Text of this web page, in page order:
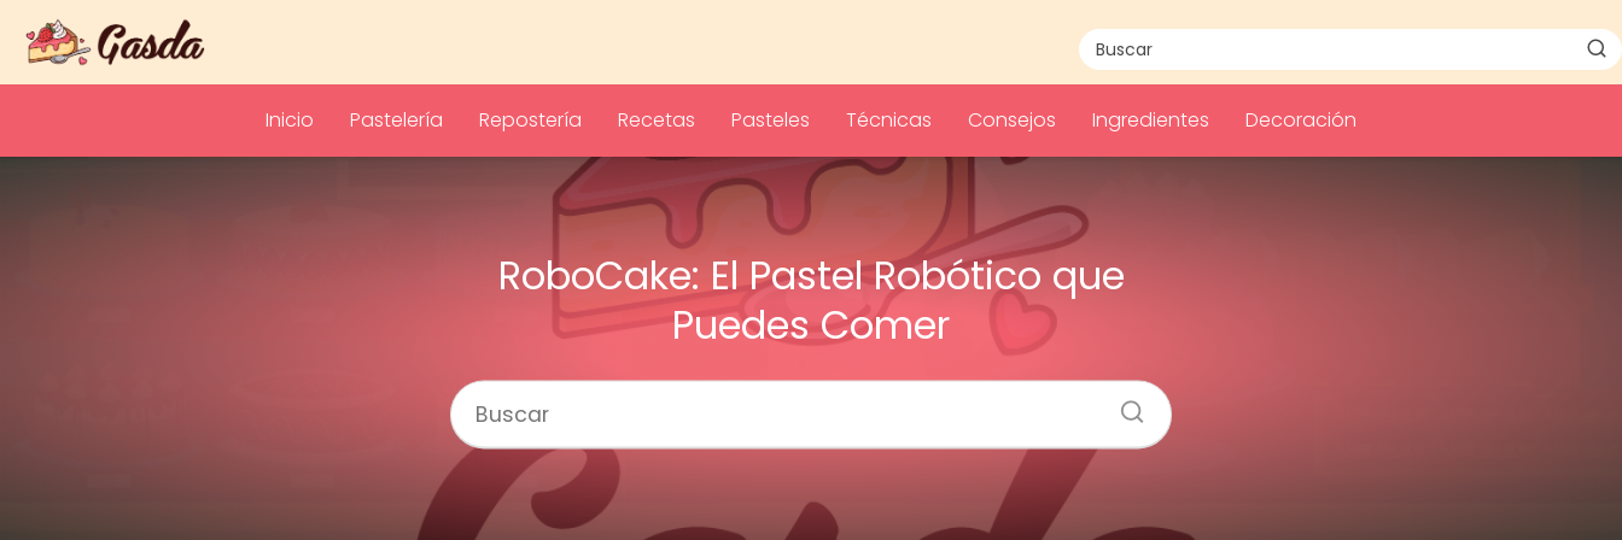
Inicio Pastelería Repostería Recetas Pasteles Técnicas Consejos Ingredientes Decoración
RoboCake: El Pastel Robótico que
Puedes Comer